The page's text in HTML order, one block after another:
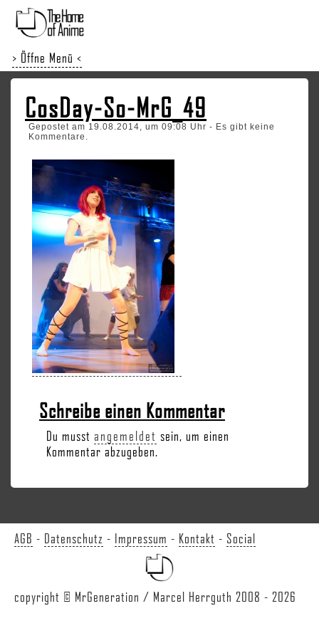
> Öffne Menü <
CosDay-So-MrG_49
Gepostet am 19.08.2014, um 09:08 Uhr - Es gibt keine
Kommentare.
Schreibe einen Kommentar
Du musst angemeldet sein, um einen
Kommentar abzugeben.
AGB - Datenschutz - Impressum - Kontakt - Social
copyright © MrGeneration / Marcel Herrguth 2008 - 2026